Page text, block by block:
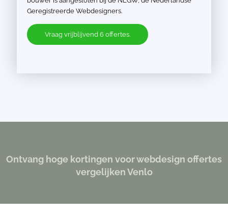
Geregistreerde Webdesigners.
Vraag vrijblijvend 6 offertes.
Ontvang hoge kortingen voor webdesign offertes
vergelijken Venlo